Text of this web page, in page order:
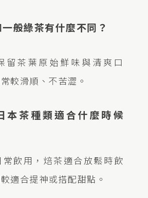
般綠茶有什麼不同？
留茶葉原始鮮味與清爽口
較滑順、不苦澀。
本茶種類適合什麼時候
飲用，焙茶適合放鬆時飲
適合提神或搭配甜點。